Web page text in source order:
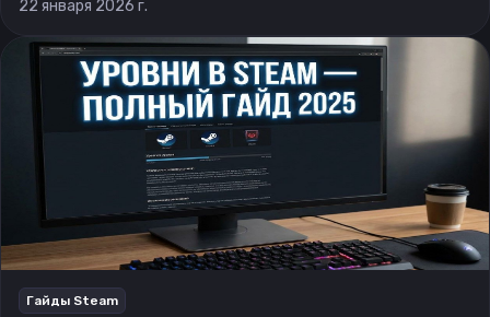
22 января 2026 г.
Гайды Steam